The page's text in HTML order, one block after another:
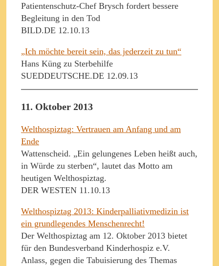
Patientenschutz-Chef Brysch fordert bessere
Begleitung in den Tod
BILD.DE 12.10.13
„Ich möchte bereit sein, das jederzeit zu tun“
Hans Küng zu Sterbehilfe
SUEDDEUTSCHE.DE 12.09.13
11. Oktober 2013
Welthospiztag: Vertrauen am Anfang und am
Ende
Wattenscheid. „Ein gelungenes Leben heißt auch,
in Würde zu sterben“, lautet das Motto am
heutigen Welthospiztag.
DER WESTEN 11.10.13
Welthospiztag 2013: Kinderpalliativmedizin ist
ein grundlegendes Menschenrecht!
Der Welthospiztag am 12. Oktober 2013 bietet
für den Bundesverband Kinderhospiz e.V.
Anlass, gegen die Tabuisierung des Themas